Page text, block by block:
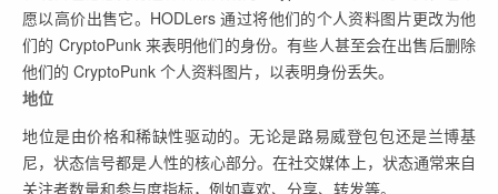
愿以高价出售它。HODLers 通过将他们的个人资料图片更改为他
们的 CryptoPunk 来表明他们的身份。有些人甚至会在出售后删除
他们的 CryptoPunk 个人资料图片，以表明身份丢失。
地位
地位是由价格和稀缺性驱动的。无论是路易威登包包还是兰博基
尼，状态信号都是人性的核心部分。在社交媒体上，状态通常来自
关注者数量和参与度指标，例如喜欢、分享、转发等。